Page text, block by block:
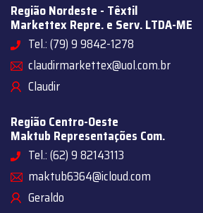
Região Nordeste - Têxtil
Markettex Repre. e Serv. LTDA-ME
Tel.: (79) 9 9842-1278
claudirmarkettex@uol.com.br
Claudir
Região Centro-Oeste
Maktub Representações Com.
Tel.: (62) 9 82143113
maktub6364@icloud.com
Geraldo